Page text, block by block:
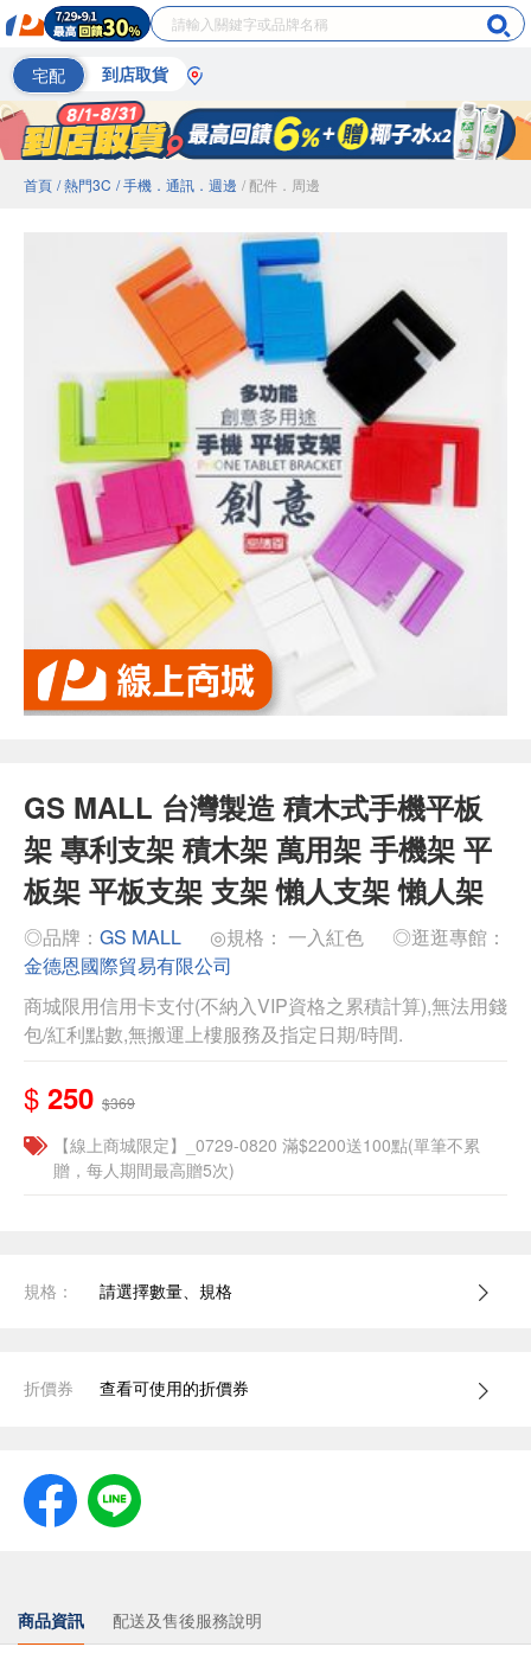
宅配 到店取貨
首頁 / 熱門3C / 手機．通訊．週邊 / 配件．周邊
GS MALL 台灣製造 積木式手機平板
架 專利支架 積木架 萬用架 手機架 平
板架 平板支架 支架 懶人支架 懶人架
◎品牌： GS MALL ◎規格： 一入紅色
◎逛逛專館：
金德恩國際貿易有限公司
商城限用信用卡支付(不納入VIP資格之累積計算),無法用錢
包/紅利點數,無搬運上樓服務及指定日期/時間.
$ 250 $369
【線上商城限定】_0729-0820 滿$2200送100點(單筆不累
贈，每人期間最高贈5次)
規格： 請選擇數量、規格
折價券 查看可使用的折價券
商品資訊 配送及售後服務說明